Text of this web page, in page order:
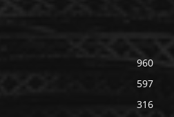
960
597
316